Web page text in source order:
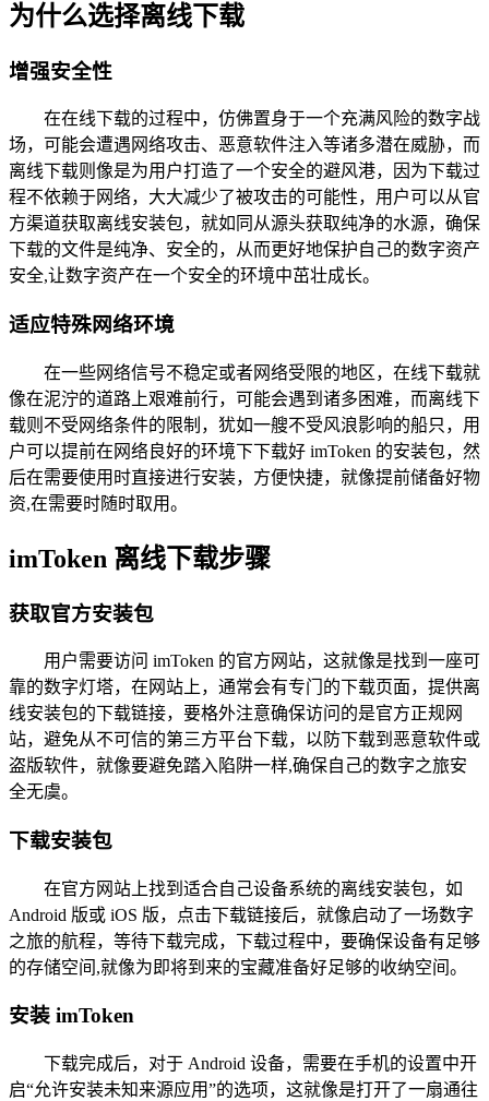
为什么选择离线下载
增强安全性
在在线下载的过程中，仿佛置身于一个充满风险的数字战
场，可能会遭遇网络攻击、恶意软件注入等诸多潜在威胁，而
离线下载则像是为用户打造了一个安全的避风港，因为下载过
程不依赖于网络，大大减少了被攻击的可能性，用户可以从官
方渠道获取离线安装包，就如同从源头获取纯净的水源，确保
下载的文件是纯净、安全的，从而更好地保护自己的数字资产
安全,让数字资产在一个安全的环境中茁壮成长。
适应特殊网络环境
在一些网络信号不稳定或者网络受限的地区，在线下载就
像在泥泞的道路上艰难前行，可能会遇到诸多困难，而离线下
载则不受网络条件的限制，犹如一艘不受风浪影响的船只，用
户可以提前在网络良好的环境下下载好 imToken 的安装包，然
后在需要使用时直接进行安装，方便快捷，就像提前储备好物
资,在需要时随时取用。
imToken 离线下载步骤
获取官方安装包
用户需要访问 imToken 的官方网站，这就像是找到一座可
靠的数字灯塔，在网站上，通常会有专门的下载页面，提供离
线安装包的下载链接，要格外注意确保访问的是官方正规网
站，避免从不可信的第三方平台下载，以防下载到恶意软件或
盗版软件，就像要避免踏入陷阱一样,确保自己的数字之旅安
全无虞。
下载安装包
在官方网站上找到适合自己设备系统的离线安装包，如
Android 版或 iOS 版，点击下载链接后，就像启动了一场数字
之旅的航程，等待下载完成，下载过程中，要确保设备有足够
的存储空间,就像为即将到来的宝藏准备好足够的收纳空间。
安装 imToken
下载完成后，对于 Android 设备，需要在手机的设置中开
启“允许安装未知来源应用”的选项，这就像是打开了一扇通往